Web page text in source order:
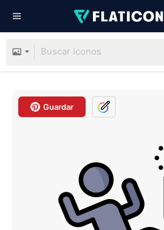
Guardar